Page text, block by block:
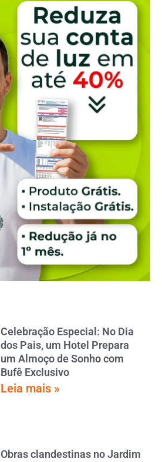
Celebração Especial: No Dia
dos Pais, um Hotel Prepara
um Almoço de Sonho com
Bufê Exclusivo
Leia mais »
Obras clandestinas no Jardim